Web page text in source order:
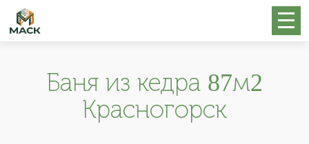
Баня из кедра 87м2
Красногорск